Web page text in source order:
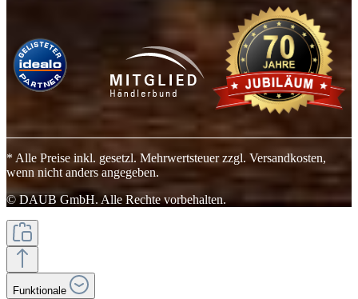
* Alle Preise inkl. gesetzl. Mehrwertsteuer zzgl. Versandkosten,
wenn nicht anders angegeben.
© DAUB GmbH. Alle Rechte vorbehalten.
Funktionale